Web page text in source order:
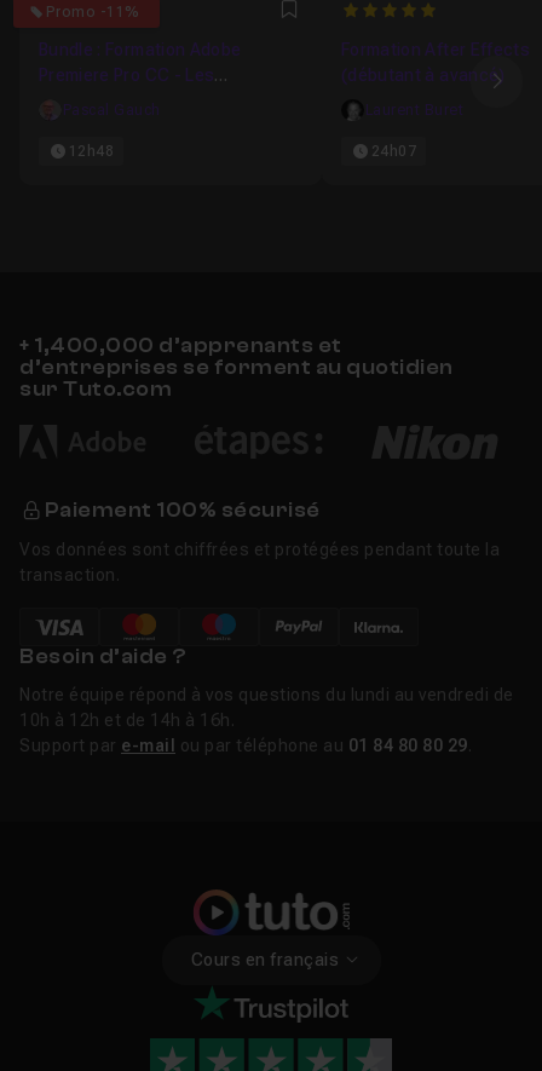
Promo -11%
4.8387096774194 Favori
Bundle : Formation Adobe
Premiere Pro CC - Les
fondamentaux
Pascal Gauch
12h48
5
Formation After Effects
(débutant à avancé)
Laurent Buret
24h07
+ 1,400,000 d’apprenants et
d’entreprises se forment au quotidien
sur Tuto.com
Paiement 100% sécurisé
Vos données sont chiffrées et protégées pendant toute la
transaction.
Besoin d’aide ?
Notre équipe répond à vos questions du lundi au vendredi de
10h à 12h et de 14h à 16h.
Support par e-mail ou par téléphone au 01 84 80 80 29
Cours en français